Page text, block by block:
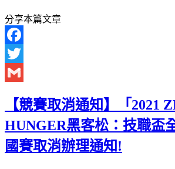
分享本篇文章
Facebook
Twitter
【競賽取消通知】「2021
HUNGER黑客松：技職盃
國賽取消辦理通知!